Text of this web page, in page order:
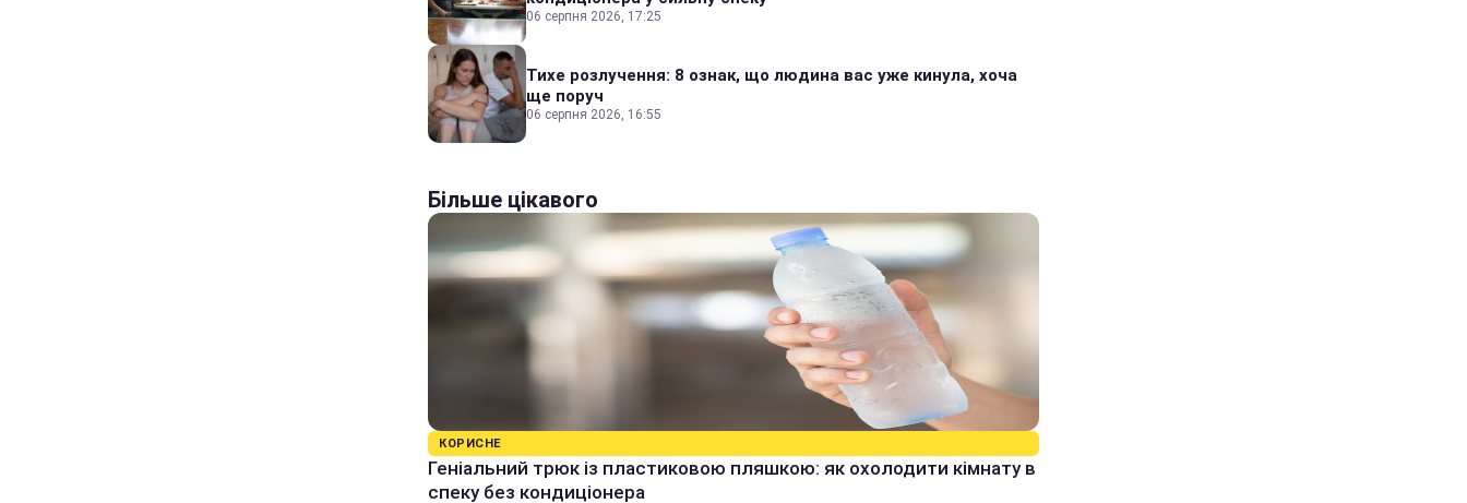
06 серпня 2026, 17:25
Тихе розлучення: 8 ознак, що людина вас уже кинула, хоча
ще поруч
06 серпня 2026, 16:55
Більше цікавого
КОРИСНЕ
Геніальний трюк із пластиковою пляшкою: як охолодити кімнату в
спеку без кондиціонера